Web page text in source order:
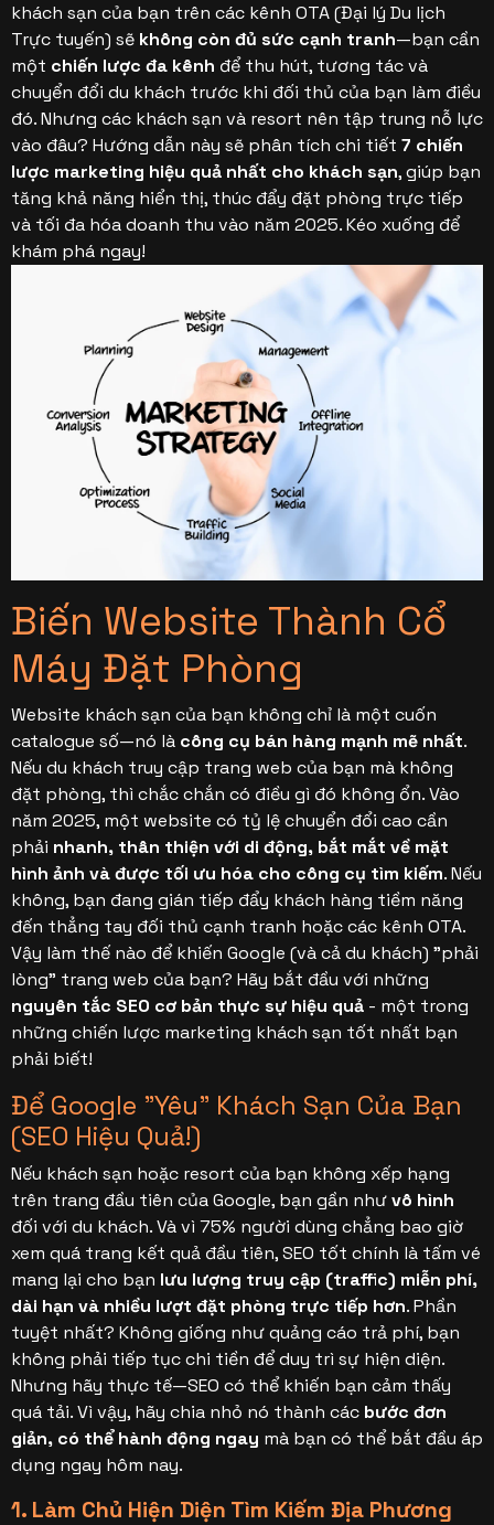
3. Social Media & Influencer Marketing
3.1. Hợp tác với Influencer
3.2. Tham gia vào Nghệ thuật Kể chuyện
4. Trải nghiệm Cá nhân hóa = Lòng trung thành
Cao hơn
4.1. Để Chatbot Đảm nhận Việc Trò chuyện & Bán
hàng
4.2. Marketing Cá nhân hóa
4.3. Vẽ Bản đồ Hành trình Khách hàng và Tạo
Điểm chạm Xuyên suốt
5. Quản lý Danh tiếng & Xây dựng Lòng tin
5.1. Để mắt đến Đánh giá và Đề xuất
5.2. Đừng Bỏ qua Hồ sơ Doanh nghiệp trên
Google của bạn
5.3. Nhận được Đề xuất từ các Nguồn Uy tín
6. Quan hệ Đối tác & Gắn kết Cộng đồng
6.1. Biến Khách hàng Hài lòng thành Đại sứ
6.2. Tổ chức Sự kiện
6.3. Tạo các Gói Dịch vụ theo Chủ đề
7. Tối đa hóa Mọi Kênh Bán hàng
7.1. Quảng bá Bản thân với các Đại lý Du lịch Trực
tuyến (OTA)
7.2. Đảm bảo Bạn Hiểu Rõ về các OTA của Mình
7.3. Hệ thống Phân phối Toàn cầu (GDS) cho
Khách hàng B2B
7.4. Bổ nhiệm một Nhân viên Kinh doanh và Gặt
hái Thành quả
8. Làm thế nào để tạo ra một chiến lược
marketing khách sạn?
khách sạn của bạn trên các kênh OTA (Đại lý Du lịch
Trực tuyến) sẽ không còn đủ sức cạnh tranh—bạn cần
một chiến lược đa kênh để thu hút, tương tác và
chuyển đổi du khách trước khi đối thủ của bạn làm điều
đó.Nhưng các khách sạn và resort nên tập trung nỗ lực
vào đâu? Hướng dẫn này sẽ phân tích chi tiết 7 chiến
lược marketing hiệu quả nhất cho khách sạn, giúp bạn
tăng khả năng hiển thị, thúc đẩy đặt phòng trực tiếp
và tối đa hóa doanh thu vào năm 2025. Kéo xuống để
khám phá ngay!
Biến Website Thành Cổ
Máy Đặt Phòng
Website khách sạn của bạn không chỉ là một cuốn
catalogue số—nó là công cụ bán hàng mạnh mẽ nhất.
Nếu du khách truy cập trang web của bạn mà không
đặt phòng, thì chắc chắn có điều gì đó không ổn. Vào
năm 2025, một website có tỷ lệ chuyển đổi cao cần
phải nhanh, thân thiện với di động, bắt mắt về mặt
hình ảnh và được tối ưu hóa cho công cụ tìm kiếm. Nếu
không, bạn đang gián tiếp đẩy khách hàng tiềm năng
đến thẳng tay đối thủ cạnh tranh hoặc các kênh OTA.
Vậy làm thế nào để khiến Google (và cả du khách) "phải
lòng" trang web của bạn? Hãy bắt đầu với những
nguyên tắc SEO cơ bản thực sự hiệu quả - một trong
những chiến lược marketing khách sạn tốt nhất bạn
phải biết!
Để Google "Yêu" Khách Sạn Của Bạn
(SEO Hiệu Quả!)
Nếu khách sạn hoặc resort của bạn không xếp hạng
trên trang đầu tiên của Google, bạn gần nhưvô hình
đối với du khách. Và vì 75% người dùng chẳng bao giờ
xem quá trang kết quả đầu tiên, SEO tốt chính là tấm vé
mang lại cho bạn lưu lượng truy cập (traffic) miễn phí,
dài hạn và nhiều lượt đặt phòng trực tiếp hơn. Phần
tuyệt nhất? Không giống như quảng cáo trả phí, bạn
không phải tiếp tục chi tiền để duy trì sự hiện diện.
Nhưng hãy thực tế—SEO có thể khiến bạn cảm thấy
quá tải. Vì vậy, hãy chia nhỏ nó thành các bước đơn
giản, có thể hành động ngay mà bạn có thể bắt đầu áp
dụng ngay hôm nay.
1. Làm Chủ Hiện Diện Tìm Kiếm Địa Phương